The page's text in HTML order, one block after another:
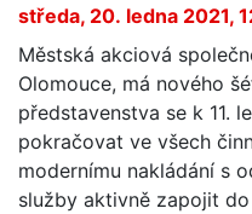
středa, 20. ledna 2021,
Městská akciová
Olomouce, má nového
představenstva se k 11.
pokračovat ve všech
modernímu nakládání s
služby aktivně zapojit